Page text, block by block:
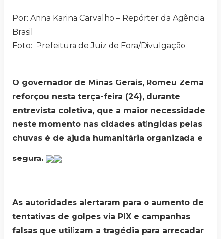
Por: Anna Karina Carvalho – Repórter da Agência
Brasil
Foto: Prefeitura de Juiz de Fora/Divulgação
O governador de Minas Gerais, Romeu Zema
reforçou nesta terça-feira (24), durante
entrevista coletiva, que a maior necessidade
neste momento nas cidades atingidas pelas
chuvas é de ajuda humanitária organizada e
segura.
As autoridades alertaram para o aumento de
tentativas de golpes via PIX e campanhas
falsas que utilizam a tragédia para arrecadar